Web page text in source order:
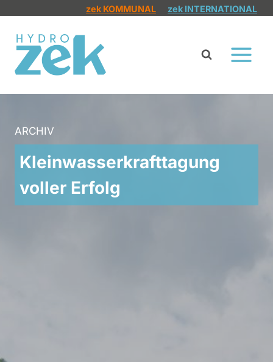
springen
zek KOMMUNAL zek INTERNATIONAL
ARCHIV
Kleinwasserkrafttagung
voller Erfolg